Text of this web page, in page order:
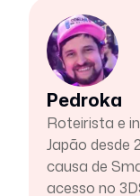
Pedroka
Roteirista e
Japão desde
causa de
acesso no